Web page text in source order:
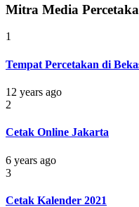
Mitra Media
1
Tempat Percetakan di
12 years ago
2
Cetak Online Jakarta
6 years ago
3
Cetak Kalender 2021